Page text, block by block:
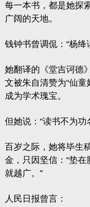
每一本书，都是她探
广阔的天地。
钱钟书曾调侃：“杨
她翻译的《堂吉诃德
文被朱自清赞为“仙童
成为学术瑰宝。
但她说： “读书不为功
百岁之际，她将毕生
金，只因坚信：“垫
就越广。”
人民日报曾言：